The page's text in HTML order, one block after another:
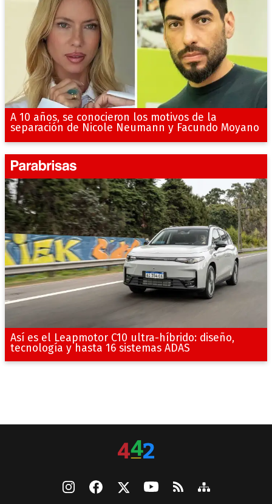
A 10 años, se conocieron los motivos de la
separación de Nicole Neumann y Facundo Moyano
Así es el Leapmotor C10 ultra-híbrido: diseño,
tecnología y hasta 16 sistemas ADAS